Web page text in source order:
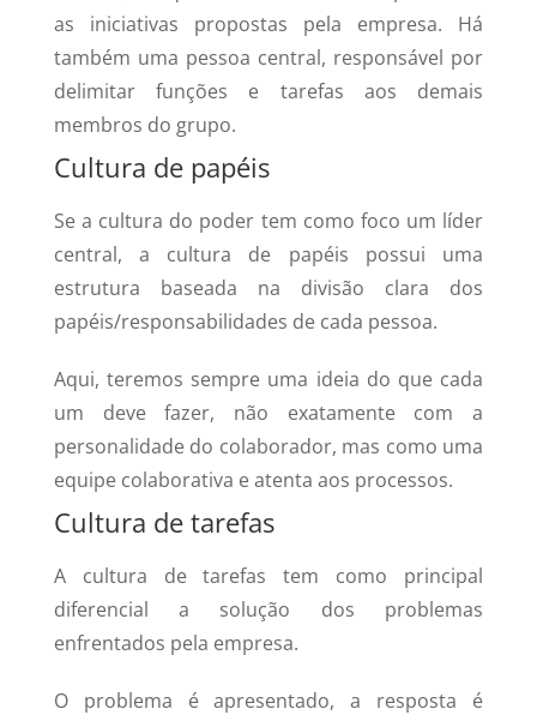
as iniciativas propostas pela empresa. Há
também uma pessoa central, responsável por
delimitar funções e tarefas aos demais
membros do grupo.
Cultura de papéis
Se a cultura do poder tem como foco um líder
central, a cultura de papéis possui uma
estrutura baseada na divisão clara dos
papéis/responsabilidades de cada pessoa.
Aqui, teremos sempre uma ideia do que cada
um deve fazer, não exatamente com a
personalidade do colaborador, mas como uma
equipe colaborativa e atenta aos processos.
Cultura de tarefas
A cultura de tarefas tem como principal
diferencial a solução dos problemas
enfrentados pela empresa.
O problema é apresentado, a resposta é